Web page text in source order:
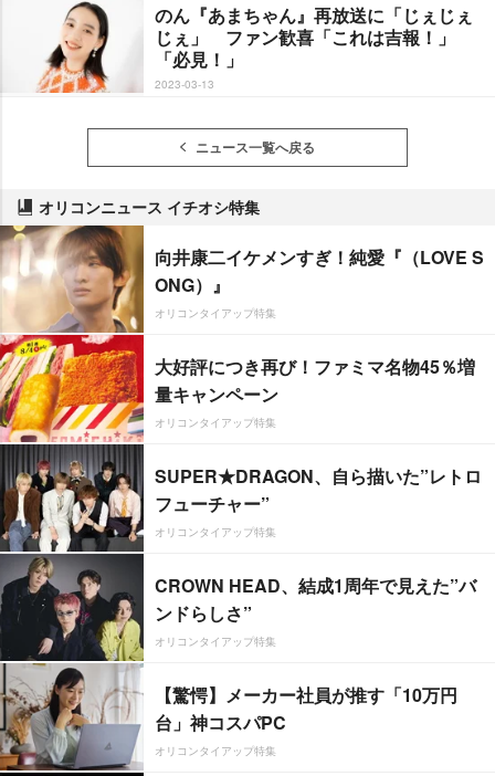
のん『あまちゃん』再放送に「じぇじぇ
じぇ」 ファン歓喜「これは吉報！」
「必見！」
2023-03-13
ニュース一覧へ戻る
オリコンニュース イチオシ特集
向井康二イケメンすぎ！純愛『（LOVE S
ONG）』
オリコンタイアップ特集
大好評につき再び！ファミマ名物45％増
量キャンペーン
オリコンタイアップ特集
SUPER★DRAGON、自ら描いた”レトロ
フューチャー”
オリコンタイアップ特集
CROWN HEAD、結成1周年で見えた”バ
ンドらしさ”
オリコンタイアップ特集
【驚愕】メーカー社員が推す「10万円
台」神コスパPC
オリコンタイアップ特集